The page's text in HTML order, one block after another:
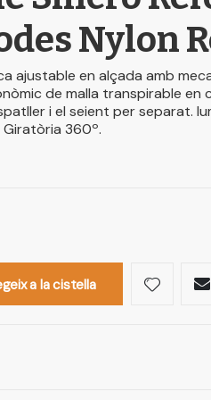
Nylon
ajustable en alçada amb
de malla transpirable en
i el seient per separat.
360º.
a la cistella